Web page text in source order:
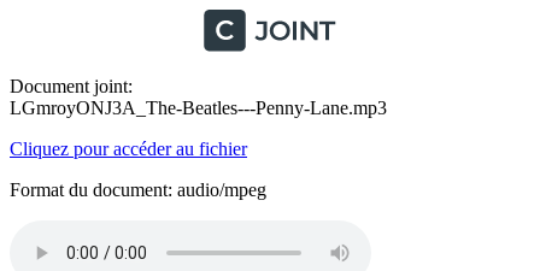
Document joint:
LGmroyONJ3A_The-Beatles---Penny-Lane.mp3
Cliquez pour accéder au fichier
Format du document: audio/mpeg